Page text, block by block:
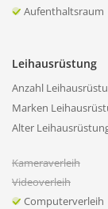
Aufenthaltsraum
Leihausrüstung
Anzahl
Marken
Alter
Kameraverleih
Videoverleih
Computerverleih